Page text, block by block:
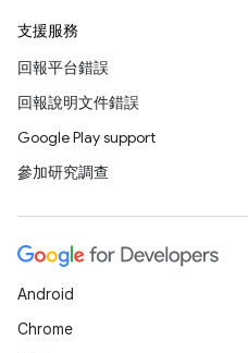
支援服務
回報平台錯誤
回報說明文件錯誤
Google Play support
參加研究調查
Android
Chrome